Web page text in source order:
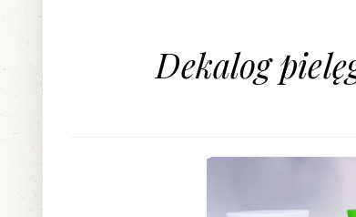
Dekalog